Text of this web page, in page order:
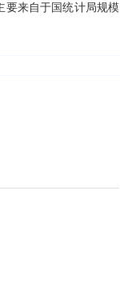
要来自于国统计局规模